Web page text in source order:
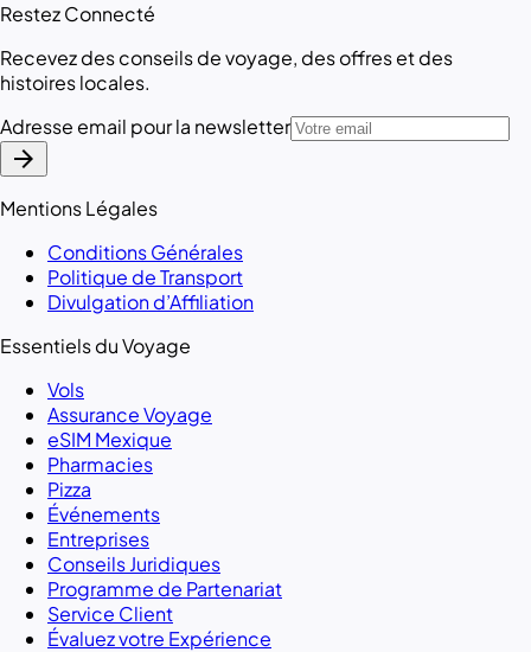
Restez Connecté
Recevez des conseils de voyage, des offres et des
histoires locales.
Adresse email pour la newsletter
arrow_forward
Mentions Légales
Conditions Générales
Politique de Transport
Divulgation d’Affiliation
Essentiels du Voyage
Vols
Assurance Voyage
eSIM Mexique
Pharmacies
Pizza
Événements
Entreprises
Conseils Juridiques
Programme de Partenariat
Service Client
Évaluez votre Expérience